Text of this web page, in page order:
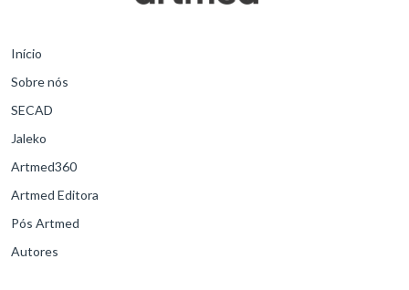
Início
Sobre nós
SECAD
Jaleko
Artmed360
Artmed Editora
Pós Artmed
Autores